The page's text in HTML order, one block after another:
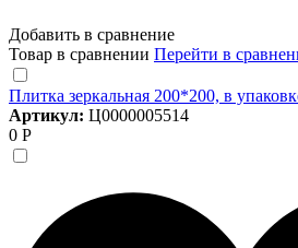
Добавить в сравнение
Товар в сравнении Перейти в
Плитка зеркальная 200*200, в
Артикул: Ц0000005514
0 Р